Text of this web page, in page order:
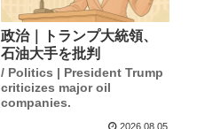
政治｜トランプ大統領、
石油大手を批判
/ Politics | President Trump
criticizes major oil
companies.
2026.08.05